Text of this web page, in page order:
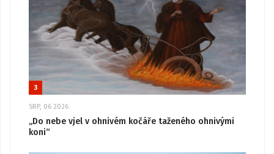
3
SRP, 06 2026
„Do nebe vjel v ohnivém kočáře taženého ohnivými
koni“